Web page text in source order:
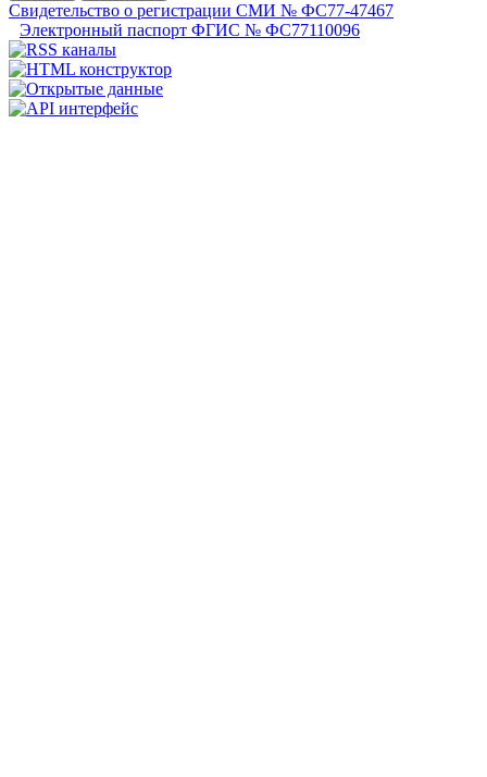
Свидетельство о регистрации СМИ № ФС77-47467
Электронный паспорт ФГИС № ФС77110096